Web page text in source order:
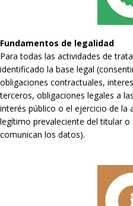
Fundamentos de legalidad
Para todas las actividades de
identificado la base legal
obligaciones contractuales,
terceros, obligaciones legales a
interés público o el ejercicio de la
legítimo prevaleciente del titular o
comunican los datos).